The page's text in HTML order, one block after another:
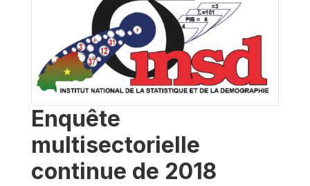
Enquête
multisectorielle
continue de 2018